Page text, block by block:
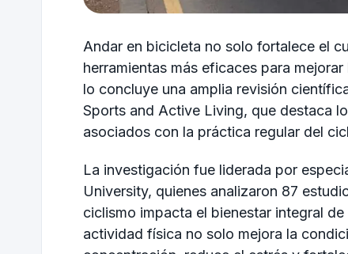
Andar en bicicleta no solo fortalece el
herramientas más eficaces para
lo concluye una amplia revisión
Sports and Active Living, que destaca
asociados con la práctica regular del
La investigación fue liderada por
University, quienes analizaron 87
ciclismo impacta el bienestar integral
actividad física no solo mejora la